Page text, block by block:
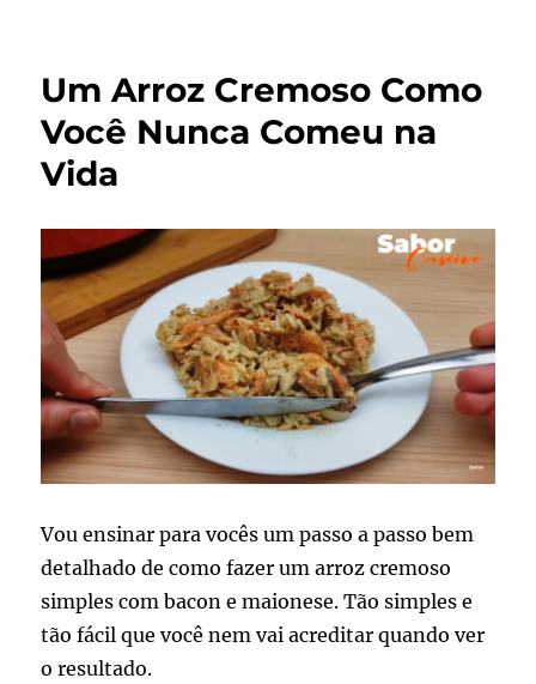
Um Arroz Cremoso Como
Você Nunca Comeu na
Vida
Vou ensinar para vocês um passo a passo bem
detalhado de como fazer um arroz cremoso
simples com bacon e maionese. Tão simples e
tão fácil que você nem vai acreditar quando ver
o resultado.